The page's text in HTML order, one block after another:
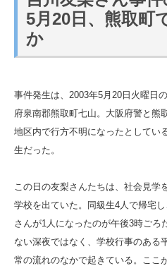
5月20日、熊取町
か
事件発生は、2003年5月20日火曜日
府泉南郡熊取町七山。大阪府警と熊
地区内で行方不明になったとしてい
生だった。
この日の友梨さんたちは、社会見学
学校を出ていた。同級生4人で帰宅
さんが1人になったのが午後3時ごろ
ない深夜ではなく、学校行事のある
常の流れのなかで起きている。ここ